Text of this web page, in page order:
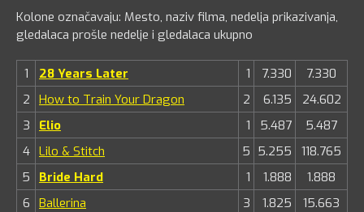
Kolone označavaju: Mesto, naziv filma, nedelja prikazivanja,
gledalaca prošle nedelje i gledalaca ukupno
1 28 Years Later 1 7.330
7.330
2 How to Train Your Dragon 2 6.135
24.602
3
Elio 1 5.487
5.487
4 Lilo & Stitch 5 5.255
118.765
5
Bride Hard 1 1.888
1.888
6 Ballerina 3 1.825 15.663